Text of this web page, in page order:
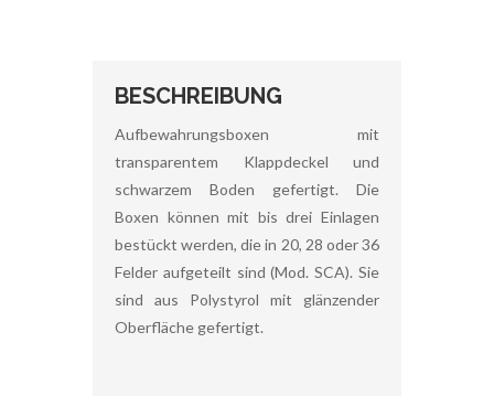
BESCHREIBUNG
Aufbewahrungsboxen mit
transparentem Klappdeckel und
schwarzem Boden gefertigt. Die
Boxen können mit bis drei Einlagen
bestückt werden, die in 20, 28 oder 36
Felder aufgeteilt sind (Mod. SCA). Sie
sind aus Polystyrol mit glänzender
Oberfläche gefertigt.